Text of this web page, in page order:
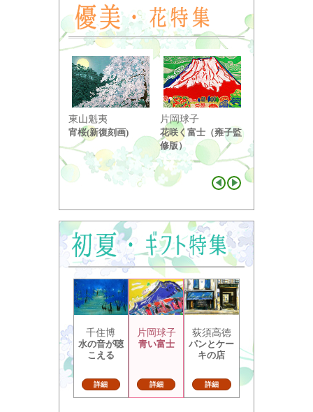
東山魁夷
宵桜(新復刻画)
片岡球子
花咲く富士（雍子監
修版）
千住博
水の音が聴
こえる
詳細
片岡球子
青い富士
詳細
荻須高徳
パンとケー
キの店
詳細